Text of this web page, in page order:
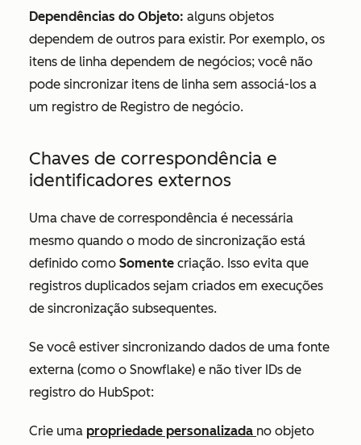
Dependências do Objeto: alguns objetos
dependem de outros para existir. Por exemplo, os
itens de linha dependem de negócios; você não
pode sincronizar itens de linha sem associá-los a
um registro de Registro de negócio.
Chaves de correspondência e
identificadores externos
Uma chave de correspondência é necessária
mesmo quando o modo de sincronização está
definido como Somente criação. Isso evita que
registros duplicados sejam criados em execuções
de sincronização subsequentes.
Se você estiver sincronizando dados de uma fonte
externa (como o Snowflake) e não tiver IDs de
registro do HubSpot:
Crie uma propriedade personalizada no objeto